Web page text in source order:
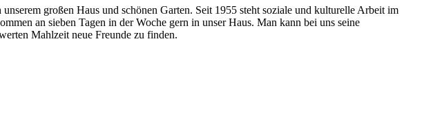
großen Haus und schönen Garten. Seit 1955 steht soziale und kulturelle Arbeit im
an sieben Tagen in der Woche gern in unser Haus. Man kann bei uns seine
Mahlzeit neue Freunde zu finden.